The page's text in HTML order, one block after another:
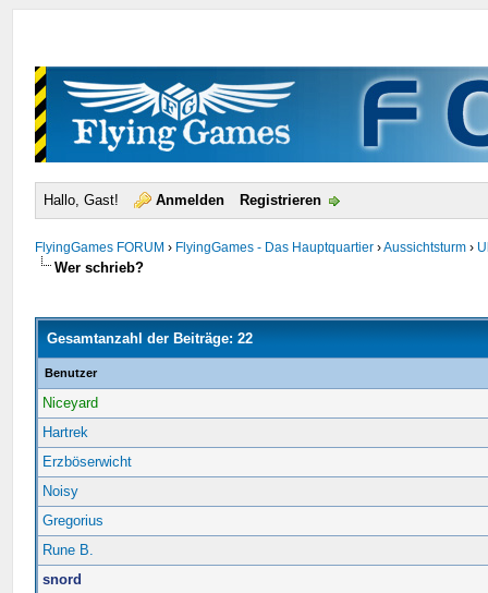
Hallo, Gast! Anmelden Registrieren
FlyingGames FORUM › FlyingGames - Das Hauptquartier ›Aussichtsturm ›
Wer schrieb?
Gesamtanzahl der Beiträge: 22
Benutzer
Niceyard
Hartrek
Erzböserwicht
Noisy
Gregorius
Rune B.
snord